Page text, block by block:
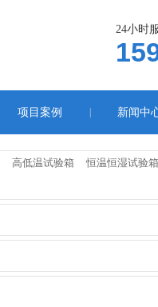
24小时
项目案例 新闻中
高低温试验箱
恒温恒湿试验箱